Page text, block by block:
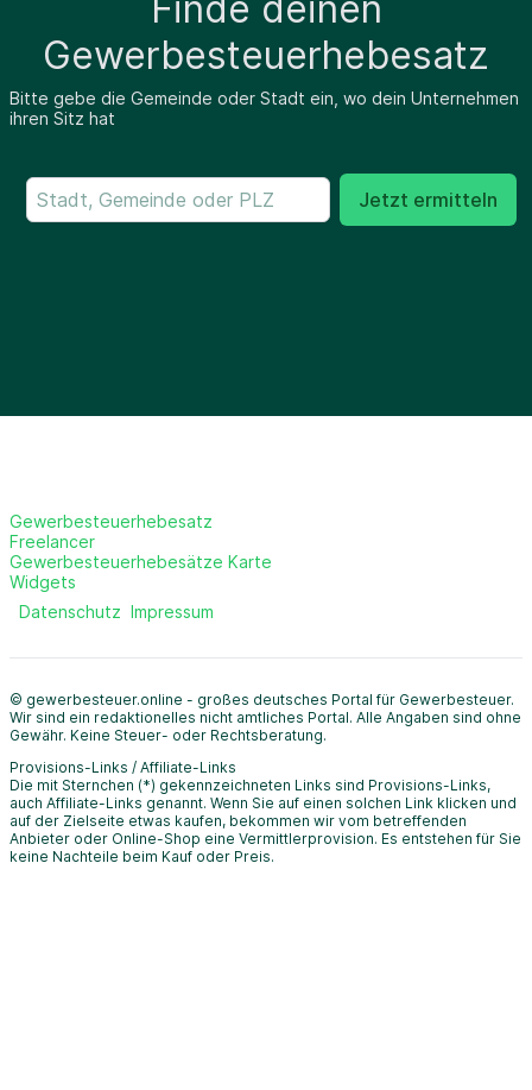
Gewerbesteuerhebesatz
Bitte gebe die Gemeinde oder Stadt ein, wo dein Unternehmen
ihren Sitz hat
Jetzt ermitteln
Gewerbesteuerhebesatz
Freelancer
Gewerbesteuerhebesätze Karte
Widgets
Datenschutz Impressum
© gewerbesteuer.online - großes deutsches Portal für Gewerbesteuer.
Wir sind ein redaktionelles nicht amtliches Portal. Alle Angaben sind ohne
Gewähr. Keine Steuer- oder Rechtsberatung.
Provisions-Links / Affiliate-Links
Die mit Sternchen (*) gekennzeichneten Links sind Provisions-Links,
auch Affiliate-Links genannt. Wenn Sie auf einen solchen Link klicken und
auf der Zielseite etwas kaufen, bekommen wir vom betreffenden
Anbieter oder Online-Shop eine Vermittlerprovision. Es entstehen für Sie
keine Nachteile beim Kauf oder Preis.